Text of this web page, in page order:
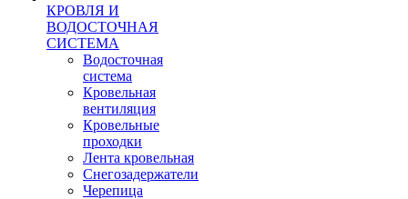
КРОВЛЯ И
ВОДОСТОЧНАЯ
СИСТЕМА
Водосточная
система
Кровельная
вентиляция
Кровельные
проходки
Лента кровельная
Снегозадержатели
Черепица